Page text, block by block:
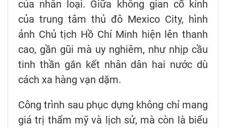
của nhân loại. Giữa không gian cổ kính
của trung tâm thủ đô Mexico City, hình
ảnh Chủ tịch Hồ Chí Minh hiện lên thanh
cao, gần gũi mà uy nghiêm, như nhịp cầu
tinh thần gắn kết nhân dân hai nước dù
cách xa hàng vạn dặm.
Công trình sau phục dựng không chỉ mang
giá trị thẩm mỹ và lịch sử, mà còn là biểu